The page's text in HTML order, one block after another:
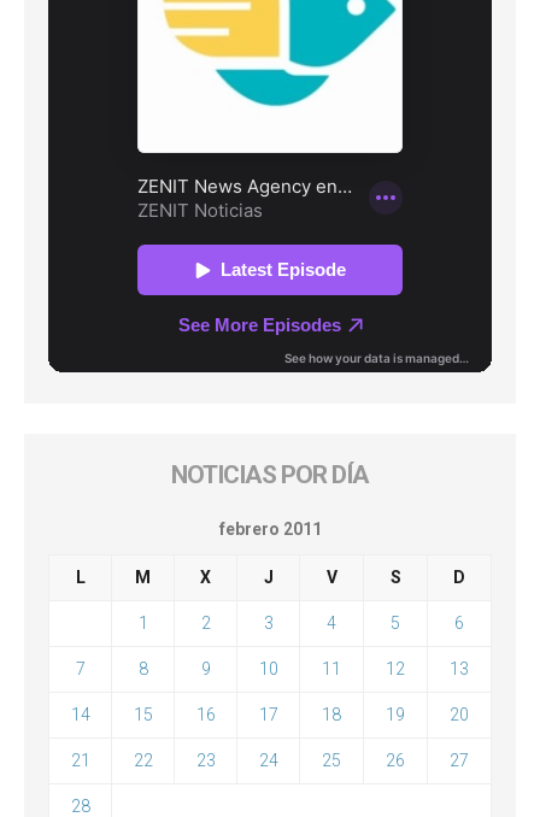
NOTICIAS POR DÍA
febrero 2011
L M X J V S D
1 2 3 4 5 6
7 8 9 10 11 12 13
14 15 16 17 18 19 20
21 22 23 24 25 26 27
28